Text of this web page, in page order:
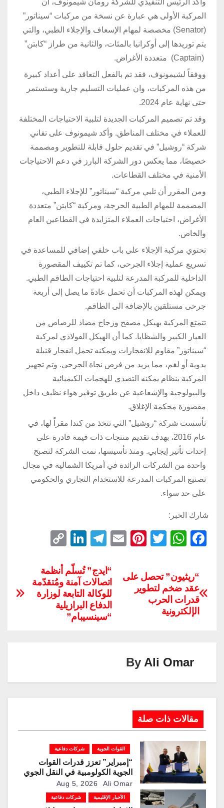
وأكد الرئيس التنفيذي للشركة رومان شيمونوف، أن
المركبة الأولى هي عبارة عن نسخة من مركبات “سيناتور”
(Senator) مخصصة لمهام الإسعاف والإجلاء الطبي، والتي
يتم توريدها إلى أوكرانيا بالمئات، والثانية من طراز “كابتن”
(Captain) متعددة الأغراض.
ووفقاً لشيمونوف، فقد تم بالفعل التعاقد على أعداد كبيرة
من هذه المركبات، وان عمليات التسليم جارية وستستمر
حتى نهاية عام 2024.
وقد تم تصميم المركبات الجديدة لتلبية الاحتياجات المختلفة
للعملاء في مختلف المناطق. وأكد شيمونوف على تفاني
شركة “روشيل” في تقديم حلول قابلة للتطوير ومصممة
خصيصًا، مما يعكس دور الشركة البارز في دعم الاحتياجات
الأمنية في مختلف القطاعات.
ومن المقرر أن تلبي مركبة “سيناتور” للإجلاء الطبي،
المصممة للمهام الطبية الحرجة، ومركبة “كابتن” متعددة
الأغراض، احتياجات العملاء المتزايدة في القطاعين العام
والخاص.
تحتوي مركبة الإجلاء على باب خلفي إضافي للمساعدة في
تسريع عملية إجلاء الجرحى، كما تم تكييف المقصورة
الداخلية للمركبة المدرعة لتلبية احتياجات الطاقم الطبي.
ويمكن لهذه المركبات أن تحمل عادةً ما يصل إلى أربعة
جرحى مستلقين بالإضافة الى الطاقم.
تتمتع المركبة بهيكل مصفح وزجاج مضاد للرصاص من
العيار الكبير والشظايا. كما أن الهيكل الفولاذي لمركبة
“سيناتور” مقاوم للانفجارات ويمكنه تحمل انفجار قنبلة
يدوية أو لغم، مما يزيد من فرص نجاة الجرحى. وتم تجهيز
المركبة بنظام يمكنه التصدي للهجمات الكيميائية
والبيولوجية والإشعاعية عن طريق توفير هواء نظيف داخل
مقصورة محكمة الإغلاق.
تأسست شركة “روشيل” التي تتخذ من كندا مقراً لها، في
عام 2016، بهدف تقديم منتجات ذات قيمة قادرة على
إحداث تأثير إيجابي. ومنذ تأسيسها، نمت الشركة لتصبح
واحدة من الشركات الرائدة في أمريكا الشمالية في مجال
تصنيع المركبات المدرعة للاستخدام التجاري والحكومي
على حد سواء.
شارك الخبر:
F
c
e
b
o
W
at
s
A
p
T
tt
er
Pi
e
E
ail
T
e
gr
a
m
Li
k
e
dI
n
p
y
Li
“ايدج” تُسلّم أنظمة
اتصالات آمنة ومُتقدّمة
للوكالة التابعة لوزارة
الدفاع البرازيلية
“سينسيبام”
“ريثيون” تحصل على
عقد ضخم لتطوير
قدرات الحرب
الإلكترونية
By Ali Omar
مقالات ذات صلة
القوات الجوية شركات دفاعية
“إمبراير” تعزز قدرات القوات
الجوية الكولومبية في النقل الجوي
والتزوّد بالوقود جوًا من خلال
تزويدها بطائرتي “كيه سي-390
ميلينيوم”
Aug 5, 2026 Ali Omar
الأخبار الإقليمية شركات دفاعية